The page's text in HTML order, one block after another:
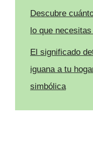
Descubre
lo que
El significado
iguana a tu
simbólica